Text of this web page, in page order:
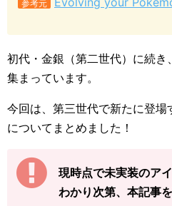
参考元
初代・金銀（第二世代）に続
集まっています。
今回は、第三世代で新たに登場
についてまとめました！
現時点で未実装のア
わかり次第、本記事